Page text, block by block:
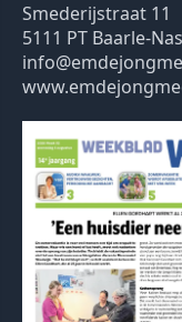
Smederijstraat 11
5111 PT Baarle-